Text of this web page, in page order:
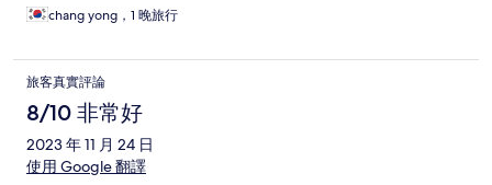
chang yong，1 晚旅行
旅客真實評論
8/10 非常好
2023 年 11 月 24 日
使用 Google 翻譯